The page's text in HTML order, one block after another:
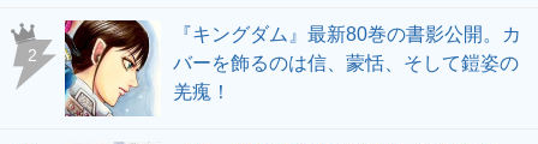
2
『キングダム』最新80巻の書影公開。カ
バーを飾るのは信、蒙恬、そして鎧姿の
羌瘣！